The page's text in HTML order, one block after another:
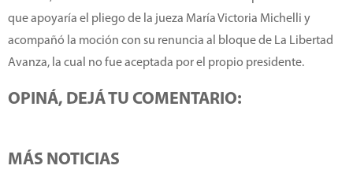
que apoyaría el pliego de la jueza María Victoria Michelli y
acompañó la moción con su renuncia al bloque de La Libertad
Avanza, la cual no fue aceptada por el propio presidente.
OPINÁ, DEJÁ TU COMENTARIO:
MÁS NOTICIAS